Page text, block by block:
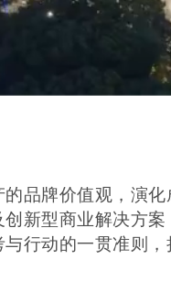
的品牌价值观，演
创新型商业解决方
与行动的一贯准则